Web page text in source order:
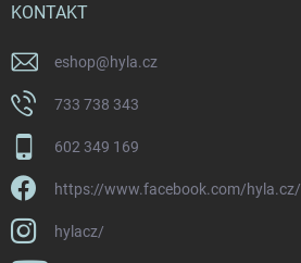
KONTAKT
eshop@hyla.cz
733 738 343
602 349 169
https://www.facebook.com/hyla.cz/
hylacz/